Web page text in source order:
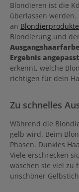
Blondieren ist die
überlassen werden.
an
Blondierung und
Ergebnis angepasst
erkennt, welche
richtigen für dein
Zu schnelles
Während die
gelb wird. Beim
Phasen. Dunkles
Viele erschrecken
waschen sie viel zu
unschöner